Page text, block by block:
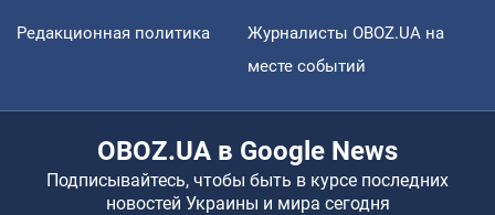
Редакционная политика
Журналисты OBOZ.UA на
месте событий
OBOZ.UA в Google News
Подписывайтесь, чтобы быть в курсе последних
новостей Украины и мира сегодня